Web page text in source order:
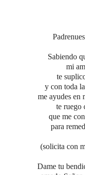
Sabiendo
mi
te
y con toda
me ayudes en
te ruego
que me
para
(solicita con
Dame tu